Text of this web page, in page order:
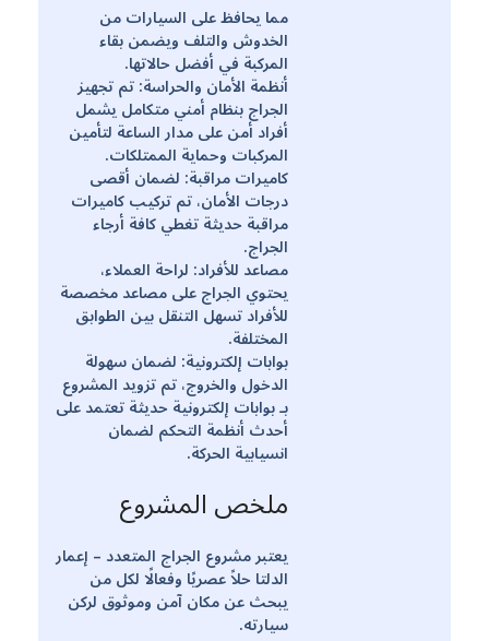
مما يحافظ على السيارات من
الخدوش والتلف ويضمن بقاء
المركبة في أفضل حالاتها.
أنظمة الأمان والحراسة: تم تجهيز
الجراج بنظام أمني متكامل يشمل
أفراد أمن على مدار الساعة لتأمين
المركبات وحماية الممتلكات.
كاميرات مراقبة: لضمان أقصى
درجات الأمان، تم تركيب كاميرات
مراقبة حديثة تغطي كافة أرجاء
الجراج.
مصاعد للأفراد: لراحة العملاء،
يحتوي الجراج على مصاعد مخصصة
للأفراد تسهل التنقل بين الطوابق
المختلفة.
بوابات إلكترونية: لضمان سهولة
الدخول والخروج، تم تزويد المشروع
بـ بوابات إلكترونية حديثة تعتمد على
أحدث أنظمة التحكم لضمان
انسيابية الحركة.
ملخص المشروع
يعتبر مشروع الجراج المتعدد – إعمار
الدلتا حلاً عصريًا وفعالًا لكل من
يبحث عن مكان آمن وموثوق لركن
سيارته.